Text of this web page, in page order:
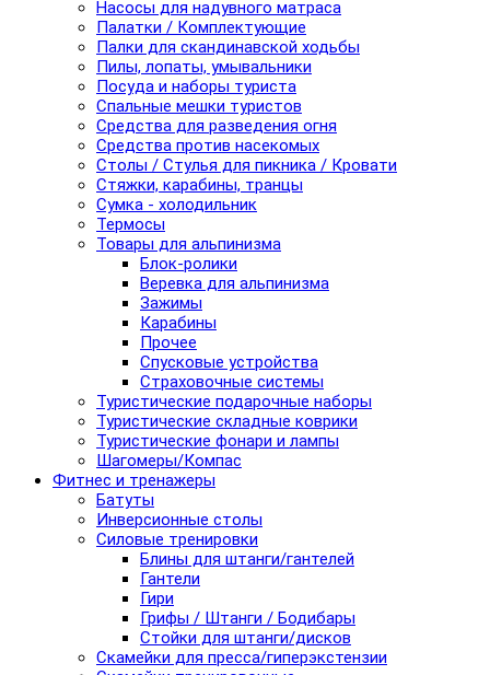
Насосы для надувного матраса
Палатки / Комплектующие
Палки для скандинавской ходьбы
Пилы, лопаты, умывальники
Посуда и наборы туриста
Спальные мешки туристов
Средства для разведения огня
Средства против насекомых
Столы / Стулья для пикника / Кровати
Стяжки, карабины, транцы
Сумка - холодильник
Термосы
Товары для альпинизма
Блок-ролики
Веревка для альпинизма
Зажимы
Карабины
Прочее
Спусковые устройства
Страховочные системы
Туристические подарочные наборы
Туристические складные коврики
Туристические фонари и лампы
Шагомеры/Компас
Фитнес и тренажеры
Батуты
Инверсионные столы
Силовые тренировки
Блины для штанги/гантелей
Гантели
Гири
Грифы / Штанги / Бодибары
Стойки для штанги/дисков
Скамейки для пресса/гиперэкстензии